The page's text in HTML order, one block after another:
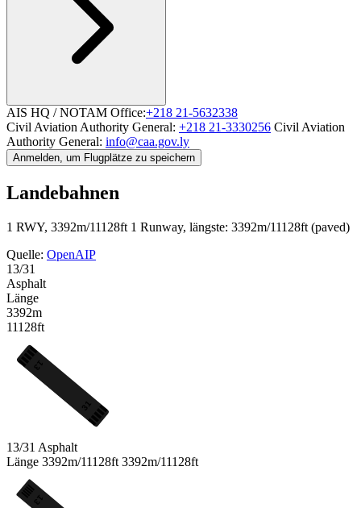
AIS HQ / NOTAM Office:+218 21-5632338
Civil Aviation Authority General: +218 21-3330256 Civil Aviation
Authority General: info@caa.gov.ly
Anmelden, um Flugplätze zu speichern
Landebahnen
1 RWY, 3392m/11128ft 1 Runway, längste: 3392m/11128ft (paved)
Quelle: OpenAIP
13/31
Asphalt
Länge
3392m
11128ft
31
13
13/31 Asphalt
Länge 3392m/11128ft 3392m/11128ft
13